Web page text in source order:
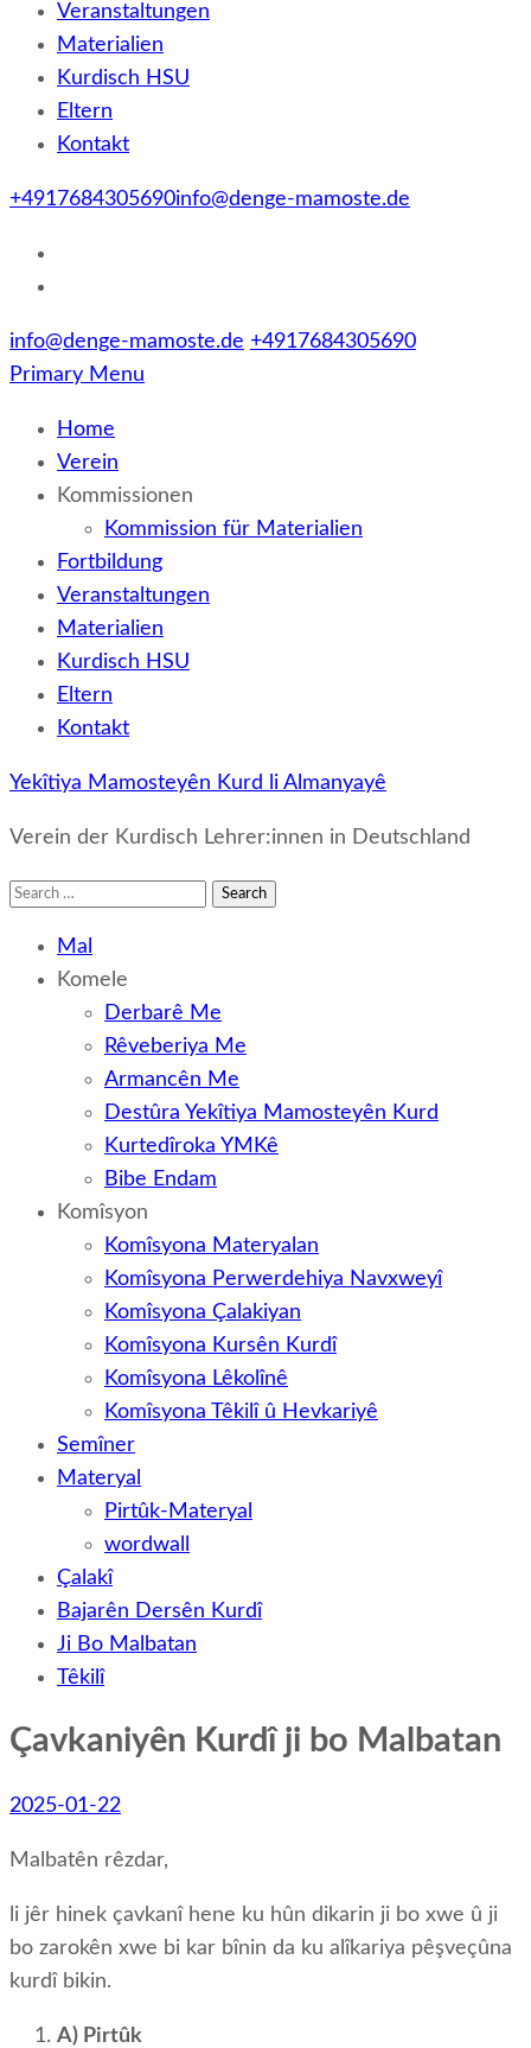
Veranstaltungen
Materialien
Kurdisch HSU
Eltern
Kontakt
+4917684305690info@denge-mamoste.de
info@denge-mamoste.de +4917684305690
Primary Menu
Home
Verein
Kommissionen
Kommission für Materialien
Fortbildung
Veranstaltungen
Materialien
Kurdisch HSU
Eltern
Kontakt
Yekîtiya Mamosteyên Kurd li Almanyayê
Verein der Kurdisch Lehrer:innen in Deutschland
Search
Mal
Komele
Derbarê Me
Rêveberiya Me
Armancên Me
Destûra Yekîtiya Mamosteyên Kurd
Kurtedîroka YMKê
Bibe Endam
Komîsyon
Komîsyona Materyalan
Komîsyona Perwerdehiya Navxweyî
Komîsyona Çalakiyan
Komîsyona Kursên Kurdî
Komîsyona Lêkolînê
Komîsyona Têkilî û Hevkariyê
Semîner
Materyal
Pirtûk-Materyal
wordwall
Çalakî
Bajarên Dersên Kurdî
Ji Bo Malbatan
Têkilî
Çavkaniyên Kurdî ji bo Malbatan
2025-01-22
Malbatên rêzdar,
li jêr hinek çavkanî hene ku hûn dikarin ji bo xwe û ji
bo zarokên xwe bi kar bînin da ku alîkariya pêşveçûna
kurdî bikin.
A) Pirtûk